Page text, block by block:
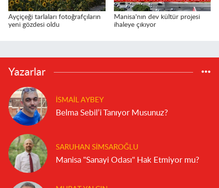
Ayçiçeği tarlaları fotoğrafçıların
yeni gözdesi oldu
Manisa'nın dev kültür projesi
ihaleye çıkıyor
Yazarlar
İSMAIL AYBEY
Belma Sebil’i Tanıyor Musunuz?
SARUHAN SIMSAROĞLU
Manisa "Sanayi Odası" Hak Etmiyor mu?